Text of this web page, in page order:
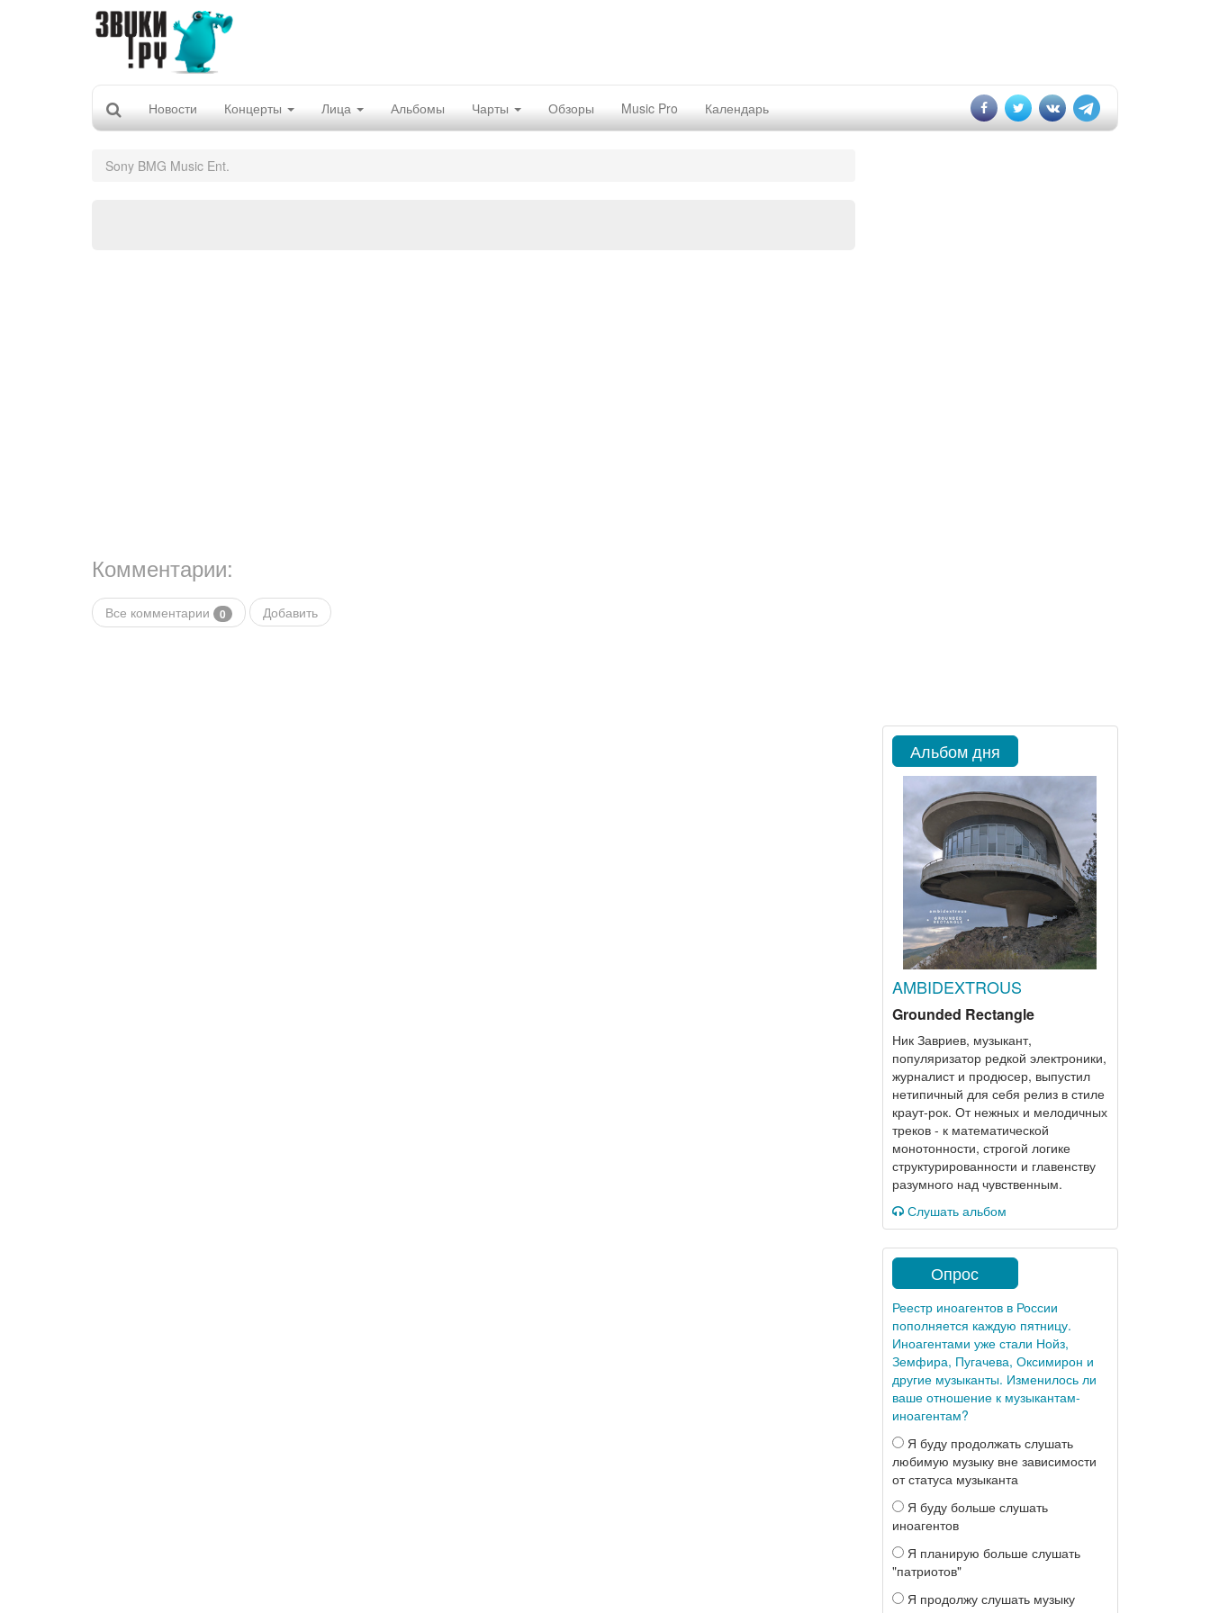
Новости Концерты Лица Альбомы Чарты Обзоры Music Pro Календарь
Sony BMG Music Ent.
Комментарии:
Все комментарии 0 Добавить
Альбом дня
AMBIDEXTROUS
Grounded Rectangle
Ник Завриев, музыкант,
популяризатор редкой электроники,
журналист и продюсер, выпустил
нетипичный для себя релиз в стиле
краут-рок. От нежных и мелодичных
треков - к математической
монотонности, строгой логике
структурированности и главенству
разумного над чувственным.
Слушать альбом
Опрос
Реестр иноагентов в России
пополняется каждую пятницу.
Иноагентами уже стали Нойз,
Земфира, Пугачева, Оксимирон и
другие музыканты. Изменилось ли
ваше отношение к музыкантам-
иноагентам?
Я буду продолжать слушать
любимую музыку вне зависимости
от статуса музыканта
Я буду больше слушать
иноагентов
Я планирую больше слушать
"патриотов"
Я продолжу слушать музыку